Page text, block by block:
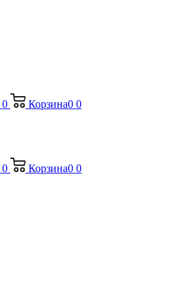
0 Корзина0 0
0 Корзина0 0